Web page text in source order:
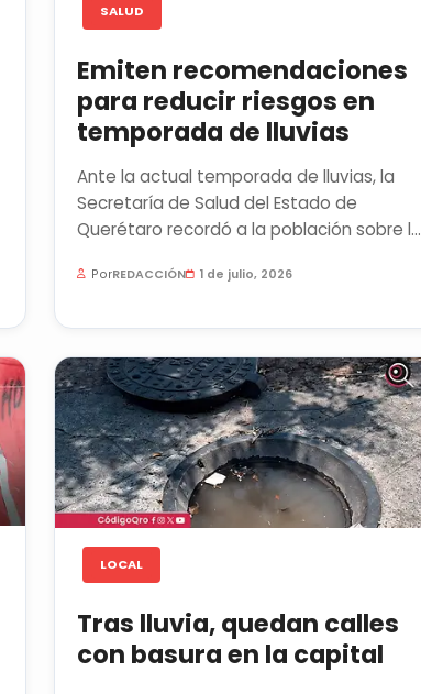
SALUD
Emiten recomendaciones
para reducir riesgos en
temporada de lluvias
Ante la actual temporada de lluvias, la
Secretaría de Salud del Estado de
Querétaro recordó a la población sobre la
PorREDACCIÓN 1 de julio, 2026
LOCAL
Tras lluvia, quedan calles
con basura en la capital